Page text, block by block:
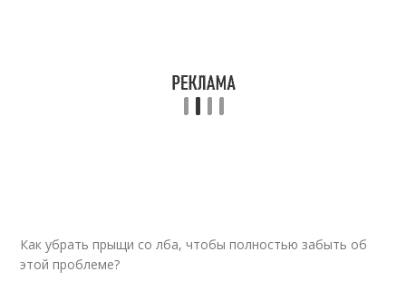
Как убрать прыщи со лба, чтобы полностью забыть об
этой проблеме?